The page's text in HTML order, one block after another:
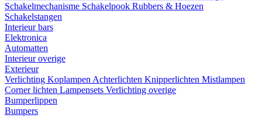
Schakelmechanisme Schakelpook Rubbers & Hoezen
Schakelstangen
Interieur bars
Elektronica
Automatten
Interieur overige
Exterieur
Verlichting Koplampen Achterlichten Knipperlichten Mistlampen
Corner lichten Lampensets Verlichting overige
Bumperlippen
Bumpers